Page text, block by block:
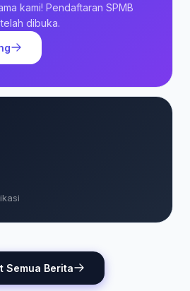
kami! Pendaftaran SPMB
dibuka.
Semua Berita